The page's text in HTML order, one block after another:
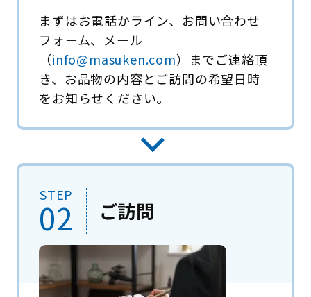
まずはお電話かライン、お問い合わせ
フォーム、メール
（info@masuken.com）までご連絡頂
き、お品物の内容とご訪問の希望日時
をお知らせください。
STEP
02 ご訪問